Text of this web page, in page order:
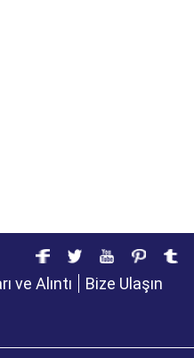
ve Alıntı Bize Ulaşın